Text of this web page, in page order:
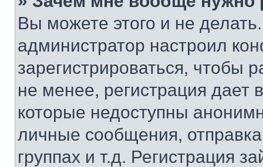
Вы можете этого и не
администратор настроил
зарегистрироваться, чтобы
не менее, регистрация
которые недоступны
личные сообщения,
группах и т.д. Регистрация